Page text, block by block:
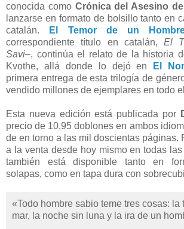
conocida comoCrónica del Asesino
lanzarse en formato de bolsillo tanto en
catalán.
El Temor de un
correspondiente título en catalán,El
Savi–, continúa el relato de la historia
Kvothe, allá donde lo dejó en
El
primera entrega de esta trilogía de
vendido millones de ejemplares en todo
Esta nueva edición está publicada por
precio de 10,95 doblones en ambos
de en torno a las mil doscientas páginas.
a la venta desde hoy mismo en todas
también está disponible tanto en
solapas, como en tapa dura con
«Todo hombre sabio teme tres cosas: la
mar, la noche sin luna y la ira de un